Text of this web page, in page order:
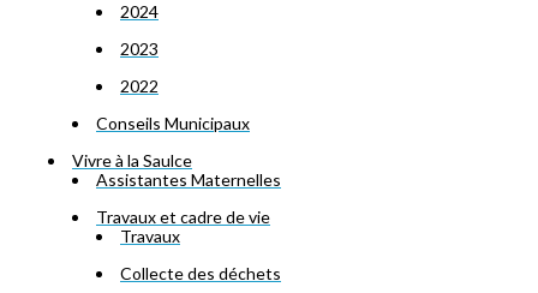
2024
2023
2022
Conseils Municipaux
Vivre à la Saulce
Assistantes Maternelles
Travaux et cadre de vie
Travaux
Collecte des déchets